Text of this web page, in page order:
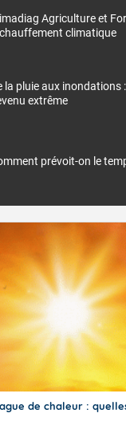
Agriculture et
climatique
la pluie aux inondations
extrême
prévoit-on le
de chaleur :